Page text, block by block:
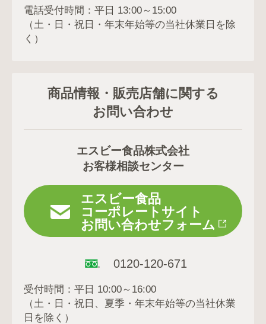
電話受付時間：平日 13:00～15:00
（土・日・祝日・年末年始等の当社休業日を除
く）
商品情報・販売店舗に関する
お問い合わせ
エスビー食品株式会社
お客様相談センター
エスビー食品
コーポレートサイト
お問い合わせフォーム
0120-120-671
受付時間：平日 10:00～16:00
（土・日・祝日、夏季・年末年始等の当社休業
日を除く）